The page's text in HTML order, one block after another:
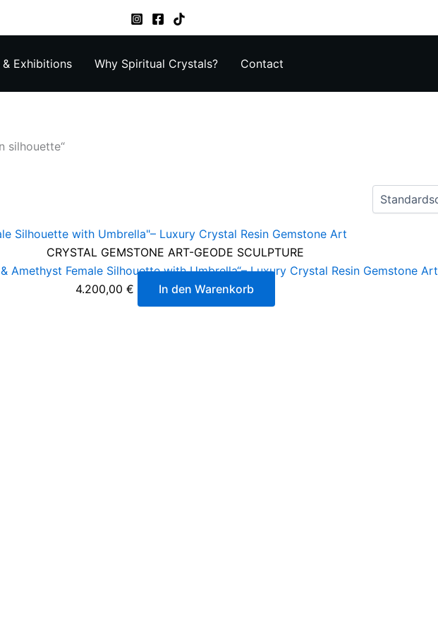
& Exhibitions Why Spiritual Crystals? Contact
silhouette“
CRYSTAL GEMSTONE ART-GEODE SCULPTURE
Amethyst Female Silhouette with Umbrella“– Luxury Crystal Resin Gemstone Art
4.200,00 € In den Warenkorb